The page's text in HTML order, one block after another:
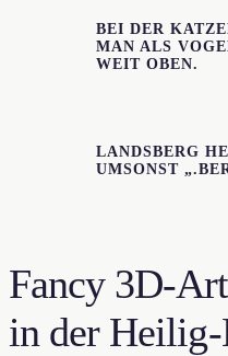
BEI DER
MAN ALS
WEIT OBEN.
LANDSBERG
MSONST
Fancy 3D-
in der